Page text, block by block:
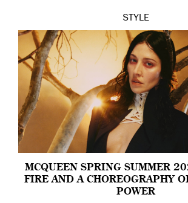
STYLE
MCQUEEN SPRING SUMMER
FIRE AND A CHOREOGRAPHY
POWER